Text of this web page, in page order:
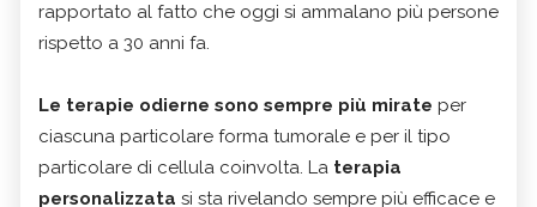
rapportato al fatto che oggi si ammalano più persone
rispetto a 30 anni fa.
Le terapie odierne sono sempre più mirate per
ciascuna particolare forma tumorale e per il tipo
particolare di cellula coinvolta. La terapia
personalizzata si sta rivelando sempre più efficace e